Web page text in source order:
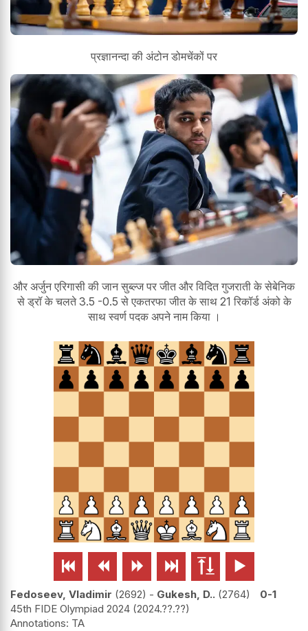
प्रज्ञानन्दा की अंटोन डोमचेंकों पर
और अर्जुन एरिगासी की जान सुब्ल्ज पर जीत और विदित गुजराती के सेबेनिक
से ड्रॉ के चलते 3.5 -0.5 से एकतरफा जीत के साथ 21 रिकॉर्ड अंको के
साथ स्वर्ण पदक अपने नाम किया ।
     
Fedoseev, Vladimir 2692 - Gukesh, D.. 2764
0-1
45th FIDE Olympiad 2024 2024.??.??
TA